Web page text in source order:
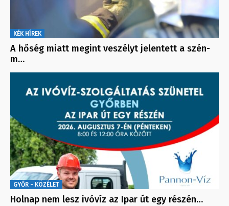
KÉK HÍREK
A hőség miatt megint veszélyt jelentett a szén-
m…
GYŐR - KÖZÉLET
Holnap nem lesz ivóvíz az Ipar út egy részén…